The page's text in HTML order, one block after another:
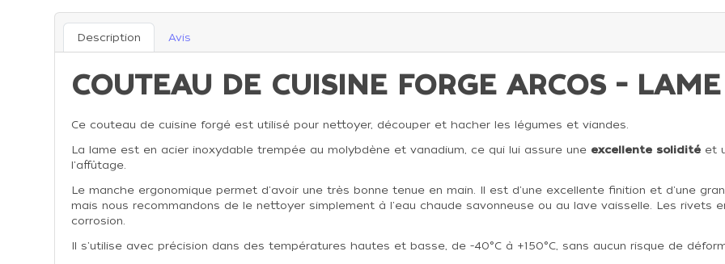
Description Avis
COUTEAU DE CUISINE FORGE ARCOS -
Ce couteau de cuisine forgé est utilisé pour nettoyer, découper et hacher les légumes et viandes.
La lame est en acier inoxydable trempée au molybdène et vanadium, ce qui lui assure une excellente solidité et
l'affûtage.
Le manche ergonomique permet d'avoir une très bonne tenue en main. Il est d'une excellente finition et d'une
mais nous recommandons de le nettoyer simplement à l'eau chaude savonneuse ou au lave vaisselle. Les rivets
corrosion.
Il s'utilise avec précision dans des températures hautes et basse, de -40°C à +150°C, sans aucun risque de